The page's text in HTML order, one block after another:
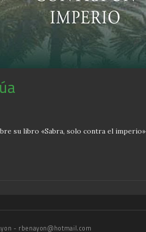
su libro «Sabra, solo contra el imperio»
- rbenayon@hotmail.com